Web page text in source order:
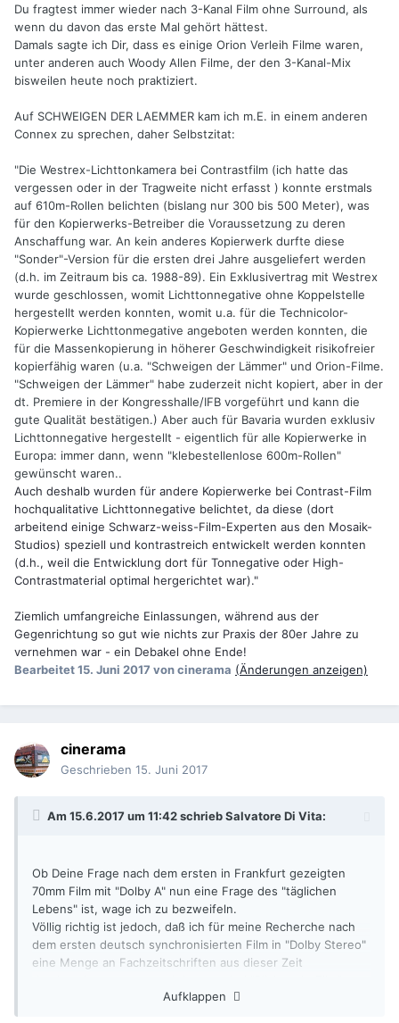
Du fragtest immer wieder nach 3-Kanal Film ohne Surround, als
wenn du davon das erste Mal gehört hättest.
Damals sagte ich Dir, dass es einige Orion Verleih Filme waren,
unter anderen auch Woody Allen Filme, der den 3-Kanal-Mix
bisweilen heute noch praktiziert.
Auf SCHWEIGEN DER LAEMMER kam ich m.E. in einem anderen
Connex zu sprechen, daher Selbstzitat:
"Die Westrex-Lichttonkamera bei Contrastfilm (ich hatte das
vergessen oder in der Tragweite nicht erfasst ) konnte erstmals
auf 610m-Rollen belichten (bislang nur 300 bis 500 Meter), was
für den Kopierwerks-Betreiber die Voraussetzung zu deren
Anschaffung war. An kein anderes Kopierwerk durfte diese
"Sonder"-Version für die ersten drei Jahre ausgeliefert werden
(d.h. im Zeitraum bis ca. 1988-89). Ein Exklusivertrag mit Westrex
wurde geschlossen, womit Lichttonnegative ohne Koppelstelle
hergestellt werden konnten, womit u.a. für die Technicolor-
Kopierwerke Lichttonmegative angeboten werden konnten, die
für die Massenkopierung in höherer Geschwindigkeit risikofreier
kopierfähig waren (u.a. "Schweigen der Lämmer" und Orion-Filme.
"Schweigen der Lämmer" habe zuderzeit nicht kopiert, aber in der
dt. Premiere in der Kongresshalle/IFB vorgeführt und kann die
gute Qualität bestätigen.) Aber auch für Bavaria wurden exklusiv
Lichttonnegative hergestellt - eigentlich für alle Kopierwerke in
Europa: immer dann, wenn "klebestellenlose 600m-Rollen"
gewünscht waren..
Auch deshalb wurden für andere Kopierwerke bei Contrast-Film
hochqualitative Lichttonnegative belichtet, da diese (dort
arbeitend einige Schwarz-weiss-Film-Experten aus den Mosaik-
Studios) speziell und kontrastreich entwickelt werden konnten
(d.h., weil die Entwicklung dort für Tonnegative oder High-
Contrastmaterial optimal hergerichtet war)."
Ziemlich umfangreiche Einlassungen, während aus der
Gegenrichtung so gut wie nichts zur Praxis der 80er Jahre zu
vernehmen war - ein Debakel ohne Ende!
Bearbeitet15. Juni 2017 von cinerama (Änderungen anzeigen)
cinerama
Geschrieben 15. Juni 2017
Am 15.6.2017 um 11:42 schriebSalvatore Di Vita:
Ob Deine Frage nach dem ersten in Frankfurt gezeigten
70mm Film mit "Dolby A" nun eine Frage des "täglichen
Lebens" ist, wage ich zu bezweifeln.
Völlig richtig ist jedoch, daß ich für meine Recherche nach
dem ersten deutsch synchronisierten Film in "Dolby Stereo"
eine Menge an Fachzeitschriften aus dieser Zeit
Aufklappen